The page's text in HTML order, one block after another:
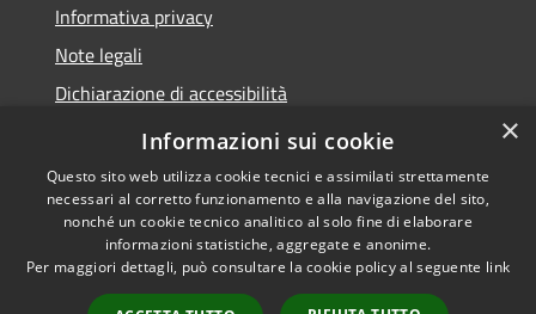
Informativa privacy
Note legali
Dichiarazione di accessibilità
Piano di miglioramento dei servizi
Accessibilità
Copyright © 2026 • Comune di
Borgo Valbelluna • Powered by
×
Informazioni sui cookie
Questo sito web utilizza cookie tecnici e assimilati strettamente
necessari al corretto funzionamento e alla navigazione del sito,
nonché un cookie tecnico analitico al solo fine di elaborare
informazioni statistiche, aggregate e anonime.
Per maggiori dettagli, può consultare la cookie policy al seguente link